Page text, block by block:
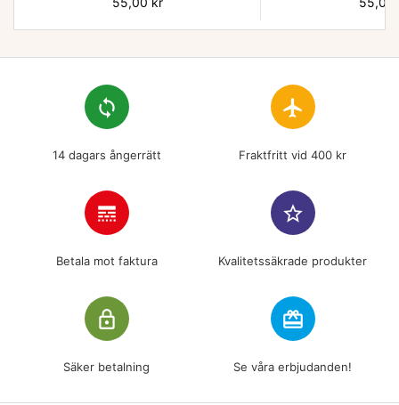
loop
14 dagars ångerrätt
flight
Fraktfritt vid 400 kr
line_style
Betala mot faktura
star_border
Kvalitetssäkrade produkter
lock_outline
Säker betalning
redeem
Se våra erbjudanden!